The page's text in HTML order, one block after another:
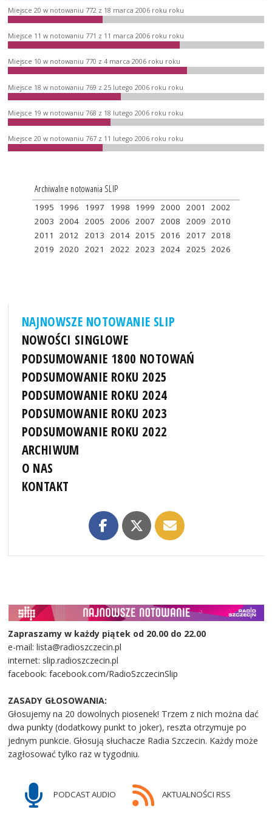
Miejsce 20 w notowaniu 772 z 18 marca 2006 roku roku
Miejsce 11 w notowaniu 771 z 11 marca 2006 roku roku
Miejsce 10 w notowaniu 770 z 4 marca 2006 roku roku
Miejsce 18 w notowaniu 769 z 25 lutego 2006 roku roku
Miejsce 19 w notowaniu 768 z 18 lutego 2006 roku roku
Miejsce 20 w notowaniu 767 z 11 lutego 2006 roku roku
Archiwalne notowania SLIP
1995 1996 1997 1998 1999 2000 2001
2002
2003 2004 2005 2006 2007 2008 2009 2010
2011
2012 2013 2014 2015 2016 2017 2018
2019 2020 2021 2022 2023 2024 2025 2026
NAJNOWSZE NOTOWANIE SLIP
NOWOŚCI SINGLOWE
PODSUMOWANIE 1800 NOTOWAŃ
PODSUMOWANIE ROKU 2025
PODSUMOWANIE ROKU 2024
PODSUMOWANIE ROKU 2023
PODSUMOWANIE ROKU 2022
ARCHIWUM
O NAS
KONTAKT
Zapraszamy w każdy piątek od 20.00 do 22.00
e-mail: lista@radioszczecin.pl
internet: slip.radioszczecin.pl
facebook: facebook.com/RadioSzczecinSlip
ZASADY GŁOSOWANIA:
Głosujemy na 20 dowolnych piosenek! Trzem z nich można dać
dwa punkty (dodatkowy punkt to joker), reszta otrzymuje po
jednym punkcie. Głosują słuchacze Radia Szczecin. Każdy może
zagłosować tylko raz w tygodniu.
PODCAST AUDIO AKTUALNOŚCI RSS